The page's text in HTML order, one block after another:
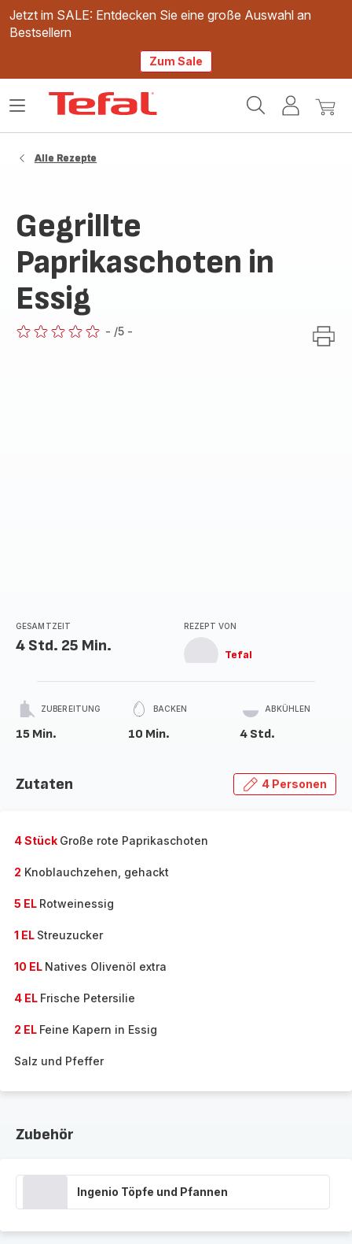
Jetzt im SALE: Entdecken Sie eine große Auswahl an
Bestsellern
Zum Sale
Mein
Mein
Das
Alle Rezepte
Gegrillte
Paprikaschoten in
Essig
- /5 -
GESAMTZEIT
4 Std. 25 Min.
REZEPT VON
Tefal
ZUBEREITUNG
15 Min.
BACKEN
10 Min.
ABKÜHLEN
4 Std.
Zutaten 4 Personen
4 Stück Große rote Paprikaschoten
2 Knoblauchzehen, gehackt
5 EL Rotweinessig
1 EL Streuzucker
10 EL Natives Olivenöl extra
4 EL Frische Petersilie
2 EL Feine Kapern in Essig
Salz und Pfeffer
Zubehör
Ingenio Töpfe und Pfannen